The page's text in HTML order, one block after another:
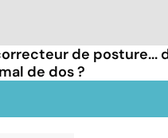
de posture...
de dos ?